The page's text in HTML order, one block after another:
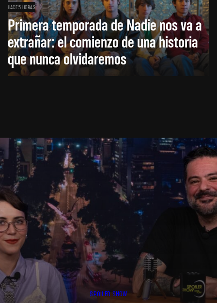
HACE 5 HORAS
Primera temporada de Nadie nos va a
extrañar: el comienzo de una historia
que nunca olvidaremos
SPOILER SHOW